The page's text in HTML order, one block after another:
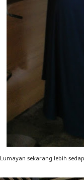
Lumayan sekarang lebih